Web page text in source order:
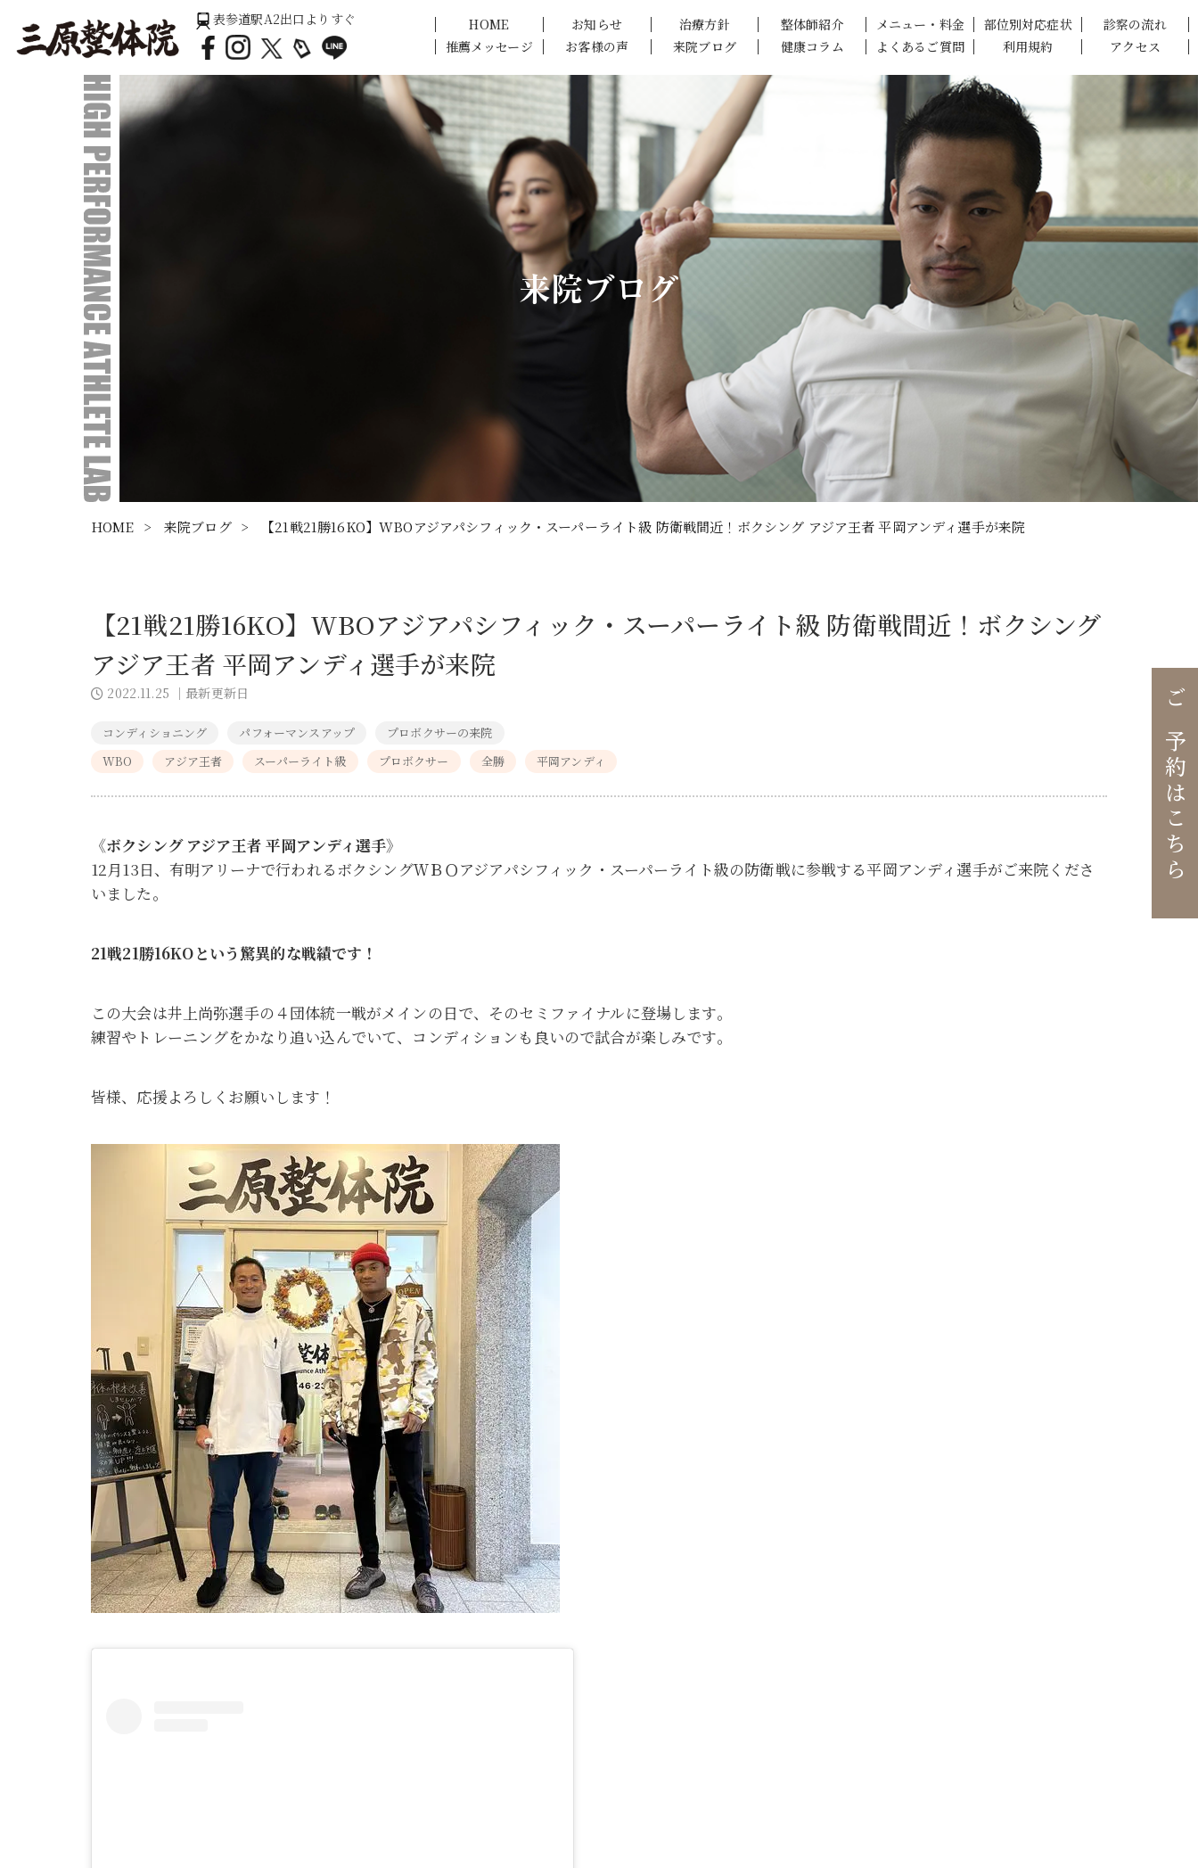
表参道駅A2出口よりすぐ HOME お知らせ 治療方針 整体師紹介 メニュー・料金 部位別対応症状
診察の流れ
推薦メッセージ
お客様の声 来院ブログ 健康コラム よくあるご質問 利用規約 アクセス
ご予約はこちら
来院ブログ
HOME > 来院ブログ > 【21戦21勝16KO】WBOアジアパシフィック・スーパーライト級 防衛戦間近！ボクシング アジア王者 平岡アンディ選手が来院
【21戦21勝16KO】WBOアジアパシフィック・スーパーライト級 防衛戦間近！ボクシング
アジア王者 平岡アンディ選手が来院
2022.11.25 ｜最新更新日
コンディショニング パフォーマンスアップ
プロボクサーの来院
WBO
アジア王者 スーパーライト級 プロボクサー 全勝 平岡アンディ
《ボクシング アジア王者 平岡アンディ選手》
12月13日、有明アリーナで行われるボクシングＷＢＯアジアパシフィック・スーパーライト級の防衛戦に参戦する平岡アンディ選手がご来院くださ
いました。
21戦21勝16KOという驚異的な戦績です！
この大会は井上尚弥選手の４団体統一戦がメインの日で、そのセミファイナルに登場します。
練習やトレーニングをかなり追い込んでいて、コンディションも良いので試合が楽しみです。
皆様、応援よろしくお願いします！